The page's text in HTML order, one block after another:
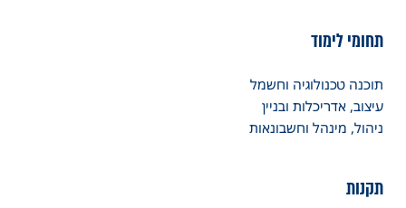
תחומי לימוד
תוכנה טכנולוגיה וחשמל
עיצוב, אדריכלות ובניין
ניהול, מינהל וחשבונאות
תקנות